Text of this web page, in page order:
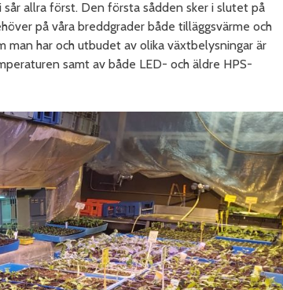
allra först. Den första sådden sker i slutet på
på våra breddgrader både tilläggsvärme och
har och utbudet av olika växtbelysningar är
samt av både LED- och äldre HPS-